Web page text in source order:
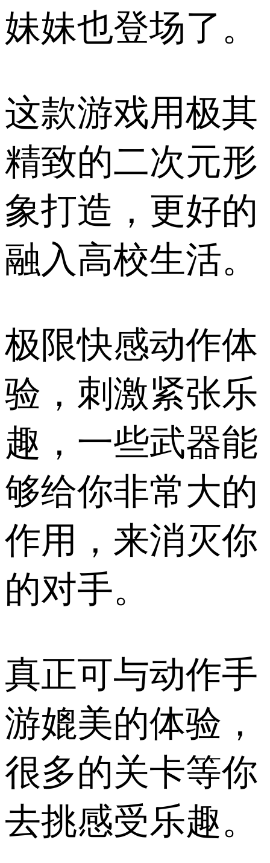
妹妹也登场了。
这款游戏用极其
精致的二次元形
象打造，更好的
融入高校生活。
极限快感动作体
验，刺激紧张乐
趣，一些武器能
够给你非常大的
作用，来消灭你
的对手。
真正可与动作手
游媲美的体验，
很多的关卡等你
去挑感受乐趣。